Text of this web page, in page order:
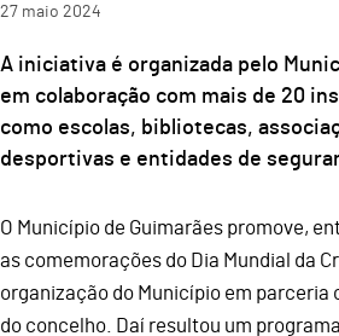
27 maio 2024
A iniciativa é organizada pelo
em colaboração com mais de 20
como escolas, bibliotecas,
desportivas e entidades de
O Município de Guimarães promove,
as comemorações do Dia Mundial da
organização do Município em parceria
do concelho. Daí resultou um